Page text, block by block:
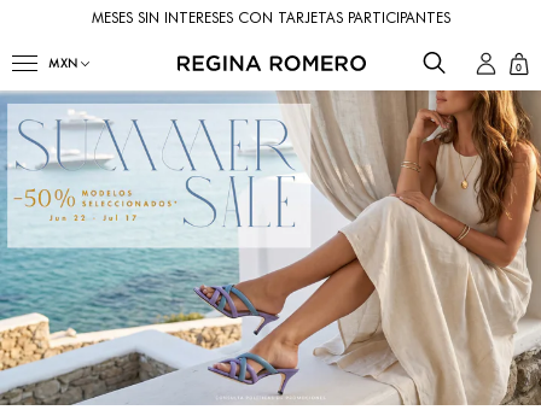
MESES SIN INTERESES CON TARJETAS PARTICIPANTES
0